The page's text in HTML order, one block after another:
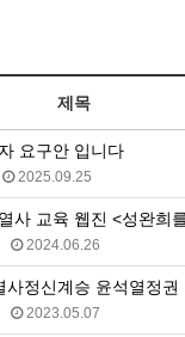
제목
요구안 입니다
2025.09.25
사 교육 웹진 <성완희
2024.06.26
사정신계승 윤석열정권
2023.05.07